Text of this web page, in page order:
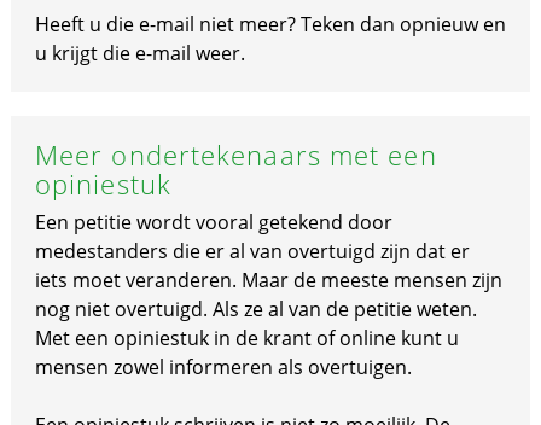
Heeft u die e-mail niet meer? Teken dan opnieuw en
u krijgt die e-mail weer.
Meer ondertekenaars met een
opiniestuk
Een petitie wordt vooral getekend door
medestanders die er al van overtuigd zijn dat er
iets moet veranderen. Maar de meeste mensen zijn
nog niet overtuigd. Als ze al van de petitie weten.
Met een opiniestuk in de krant of online kunt u
mensen zowel informeren als overtuigen.